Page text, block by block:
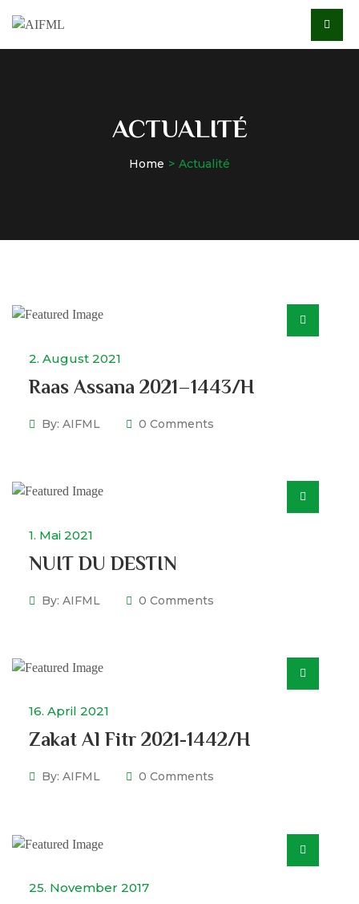
ACTUALITÉ
Home Actualité
2. August 2021
Raas Assana 2021–1443/H
By: AIFML 0 Comments
1. Mai 2021
NUIT DU DESTIN
By: AIFML 0 Comments
16. April 2021
Zakat Al Fitr 2021-1442/H
By: AIFML 0 Comments
25. November 2017